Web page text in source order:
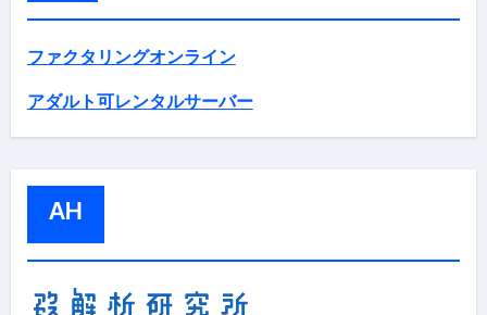
ファクタリングオンライン
アダルト可レンタルサーバー
AH